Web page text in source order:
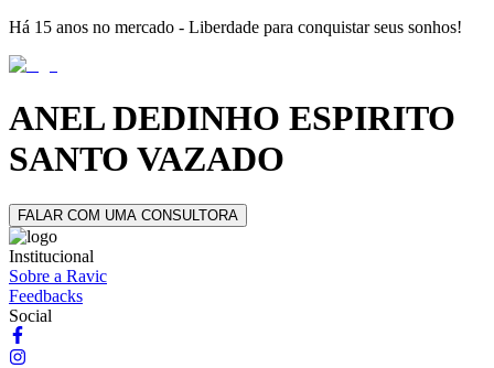
Há 15 anos no mercado - Liberdade para conquistar seus sonhos!
ANEL DEDINHO ESPIRITO
SANTO VAZADO
FALAR COM UMA CONSULTORA
Institucional
Sobre a Ravic
Feedbacks
Social